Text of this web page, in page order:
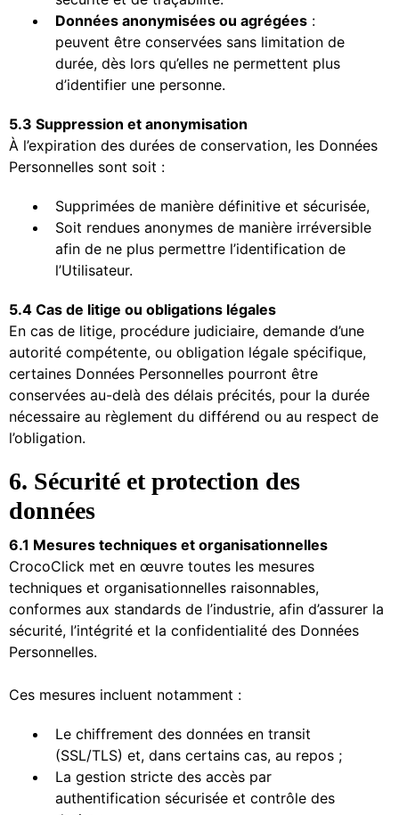
Données anonymisées ou agrégées :
peuvent être conservées sans limitation de
durée, dès lors qu’elles ne permettent plus
d’identifier une personne.
5.3 Suppression et anonymisation
À l’expiration des durées de conservation, les Données
Personnelles sont soit :
Supprimées de manière définitive et sécurisée,
Soit rendues anonymes de manière irréversible
afin de ne plus permettre l’identification de
l’Utilisateur.
5.4 Cas de litige ou obligations légales
En cas de litige, procédure judiciaire, demande d’une
autorité compétente, ou obligation légale spécifique,
certaines Données Personnelles pourront être
conservées au-delà des délais précités, pour la durée
nécessaire au règlement du différend ou au respect de
l’obligation.
6. Sécurité et protection des
données
6.1 Mesures techniques et organisationnelles
CrocoClick met en œuvre toutes les mesures
techniques et organisationnelles raisonnables,
conformes aux standards de l’industrie, afin d’assurer la
sécurité, l’intégrité et la confidentialité des Données
Personnelles.
Ces mesures incluent notamment :
Le chiffrement des données en transit
(SSL/TLS) et, dans certains cas, au repos ;
La gestion stricte des accès par
authentification sécurisée et contrôle des